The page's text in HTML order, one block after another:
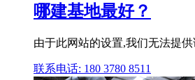
哪建基地最好？
由于此网站的设置,我们无法提供
联系电话: 180 3780 8511